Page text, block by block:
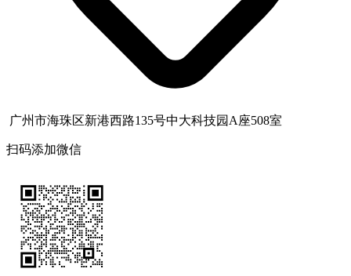
广州市海珠区新港西路135号中大科技园A座508室
扫码添加微信